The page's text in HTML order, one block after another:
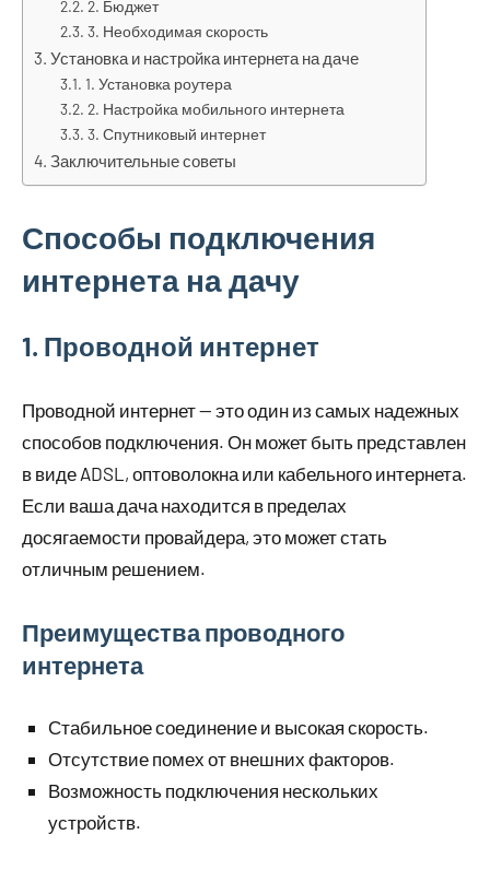
2. Бюджет
3. Необходимая скорость
Установка и настройка интернета на даче
1. Установка роутера
2. Настройка мобильного интернета
3. Спутниковый интернет
Заключительные советы
Способы подключения
интернета на дачу
1. Проводной интернет
Проводной интернет — это один из самых надежных
способов подключения. Он может быть представлен
в виде ADSL, оптоволокна или кабельного интернета.
Если ваша дача находится в пределах
досягаемости провайдера, это может стать
отличным решением.
Преимущества проводного
интернета
Стабильное соединение и высокая скорость.
Отсутствие помех от внешних факторов.
Возможность подключения нескольких
устройств.